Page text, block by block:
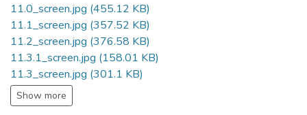
11.0_screen.jpg (455.12 KB)
11.1_screen.jpg (357.52 KB)
11.2_screen.jpg (376.58 KB)
11.3.1_screen.jpg (158.01 KB)
11.3_screen.jpg (301.1 KB)
Show more